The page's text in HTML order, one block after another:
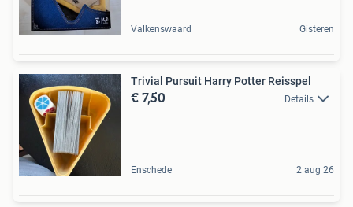
Valkenswaard Gisteren
Trivial Pursuit Harry Potter Reisspel
€ 7,50 Details
Enschede 2 aug 26